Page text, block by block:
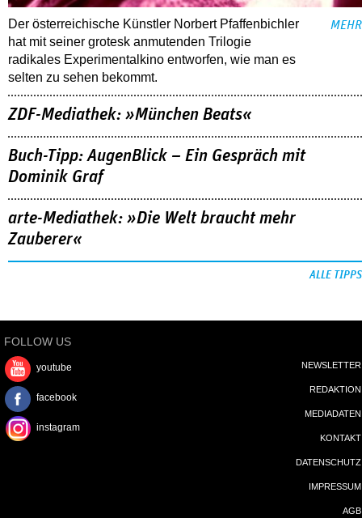
Der österreichische Künstler Norbert Pfaffenbichler
hat mit seiner grotesk anmutenden Trilogie
radikales Experimentalkino entworfen, wie man es
selten zu sehen bekommt.
MEHR
ZDF-Mediathek: »München Beats«
Buch-Tipp: AugenBlick – Ein Gespräch mit
Dominik Graf
arte-Mediathek: »Die Welt braucht mehr
Zauberer«
ALLE TIPPS
FOLLOW US
youtube
facebook
instagram
NEWSLETTER
REDAKTION
MEDIADATEN
KONTAKT
DATENSCHUTZ
IMPRESSUM
AGB